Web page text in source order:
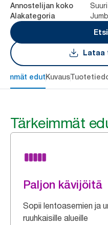
Annostelijan koko
Alakategoria
Lataa
edutKuvaus
Tärkeimmät
Paljon kävijöitä
Sopii lentoasemien ja
ruuhkaisille alueille